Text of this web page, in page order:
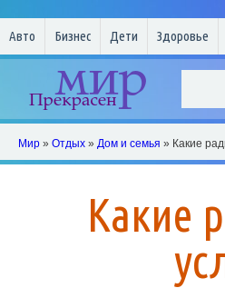
Авто Бизнес Дети Здоровье
Мир » Отдых » Дом и семья » Какие
Какие